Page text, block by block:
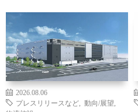
2026.08.06
プレスリリースなど
動向/展望